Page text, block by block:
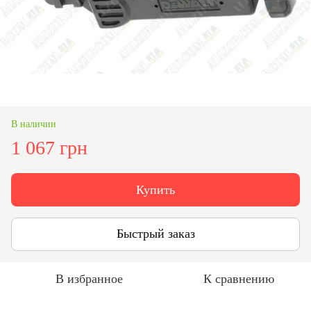
В наличии
1 067 грн
Купить
Быстрый заказ
В избранное К сравнению